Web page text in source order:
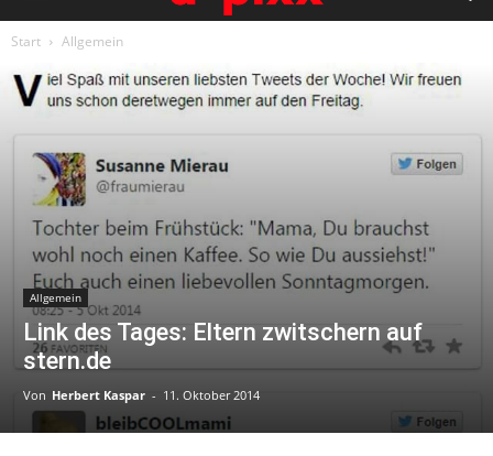
Start Allgemein
Allgemein
Link des Tages: Eltern zwitschern auf
stern.de
Von Herbert Kaspar - 11. Oktober 2014